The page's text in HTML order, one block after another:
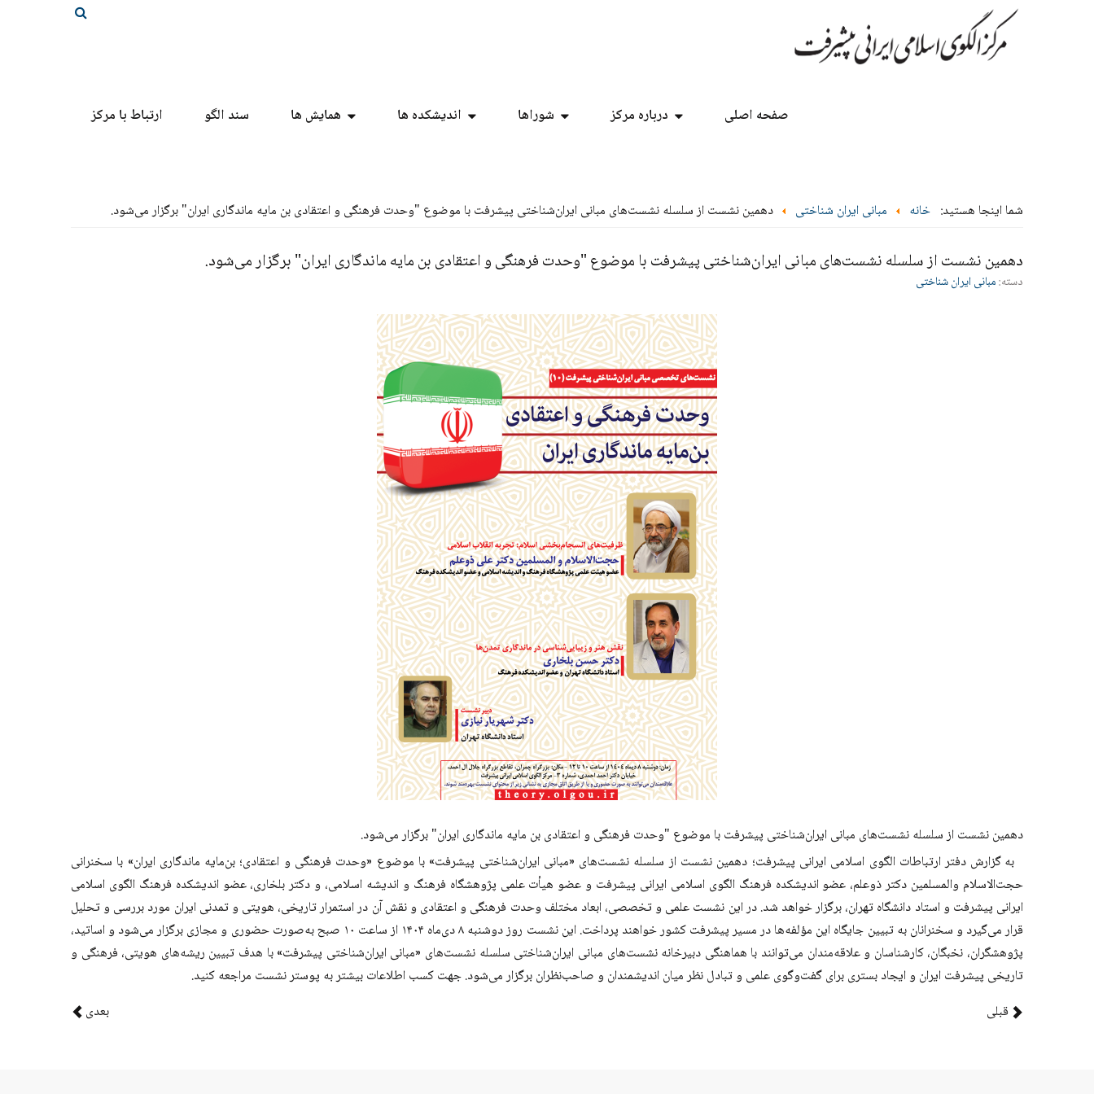
صفحه اصلی درباره مرکز شوراها اندیشکده ها همایش ها سند الگو ارتباط با مرکز
شما اینجا هستید: خانه مبانی ایران شناختی دهمین نشست از سلسله نشست‌های مبانی ایران‌شناختی پیشرفت با موضوع "وحدت فرهنگی و اعتقادی بن مایه ماندگاری ایران" برگزار می‌شود.
دهمین نشست از سلسله نشست‌های مبانی ایران‌شناختی پیشرفت با موضوع "وحدت فرهنگی و اعتقادی بن مایه ماندگاری ایران" برگزار می‌شود.
دسته:مبانی ایران شناختی
دهمین نشست از سلسله نشست‌های مبانی ایران‌شناختی پیشرفت با موضوع "وحدت فرهنگی و اعتقادی بن مایه ماندگاری ایران" برگزار می‌شود.
به گزارش دفتر ارتباطات الگوی اسلامی ایرانی پیشرفت؛ دهمین نشست از سلسله نشست‌های «مبانی ایران‌شناختی پیشرفت» با موضوع «وحدت فرهنگی و اعتقادی؛ بن‌مایه ماندگاری ایران» با سخنرانی
حجت‌الاسلام والمسلمین دکتر ذوعلم، عضو اندیشکده فرهنگ الگوی اسلامی ایرانی پیشرفت و عضو هیأت علمی پژوهشگاه فرهنگ و اندیشه اسلامی، و دکتر بلخاری، عضو اندیشکده فرهنگ الگوی اسلامی
ایرانی پیشرفت و استاد دانشگاه تهران، برگزار خواهد شد.در این نشست علمی و تخصصی، ابعاد مختلف وحدت فرهنگی و اعتقادی و نقش آن در استمرار تاریخی، هویتی و تمدنی ایران مورد بررسی و تحلیل
قرار می‌گیرد و سخنرانان به تبیین جایگاه این مؤلفه‌ها در مسیر پیشرفت کشور خواهند پرداخت.
این نشست روز دوشنبه ۸ دی‌ماه ۱۴۰۴ از ساعت ۱۰ صبح به‌صورت حضوری و مجازی برگزار می‌شود و اساتید،
پژوهشگران، نخبگان، کارشناسان و علاقه‌مندان می‌توانند با هماهنگی دبیرخانه نشست‌های مبانی ایران‌شناختی سلسله نشست‌های «مبانی ایران‌شناختی پیشرفت» با هدف تبیین ریشه‌های هویتی، فرهنگی و
تاریخی پیشرفت ایران و ایجاد بستری برای گفت‌وگوی علمی و تبادل نظر میان اندیشمندان و صاحب‌نظران برگزار می‌شود.جهت کسب اطلاعات بیشتر به پوستر نشست مراجعه کنید.
قبلی
بعدی